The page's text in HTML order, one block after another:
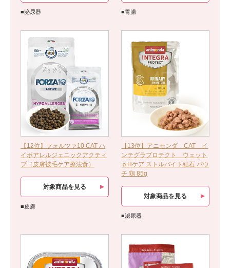
■泌尿器 ■胃腸
【12位】フォルツァ10 CAT ハ
イポアレルジェニックアクティ
ブ（皮膚被毛ケア療法食）
対象商品を見る
■皮膚
【13位】アニモンダ CAT イ
ンテグラプロテクト ウェット
ｐHケア ストルバイト結石 パウ
チ 鶏 85g
対象商品を見る
■泌尿器